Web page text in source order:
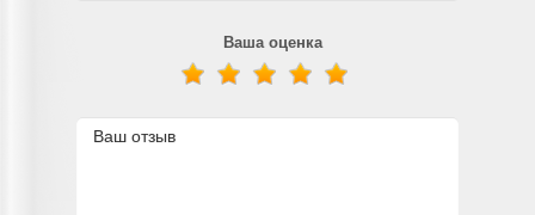
Ваша оценка